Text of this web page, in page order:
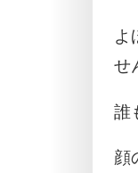
よ
せ
誰
顔